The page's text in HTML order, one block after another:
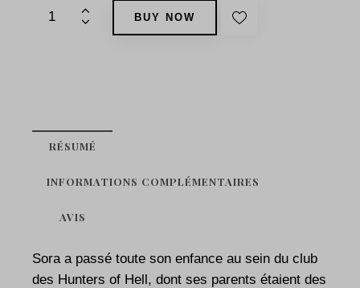
BUY NOW
RÉSUMÉ
INFORMATIONS COMPLÉMENTAIRES
AVIS
Sora a passé toute son enfance au sein du club
des Hunters of Hell, dont ses parents étaient des